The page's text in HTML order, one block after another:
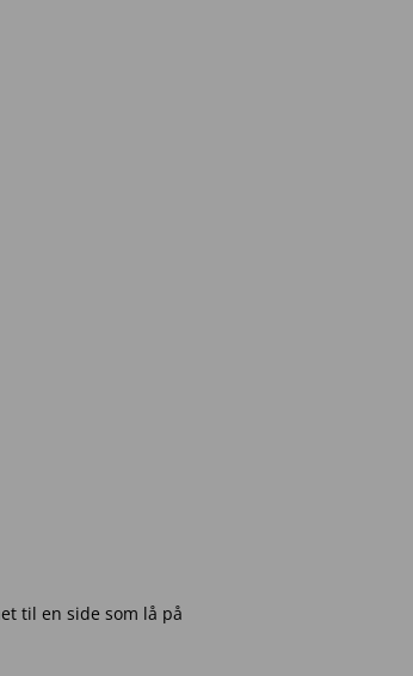
til en side som lå på